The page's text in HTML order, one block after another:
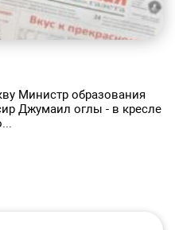
Министр образования
Джумаил оглы - в кресле